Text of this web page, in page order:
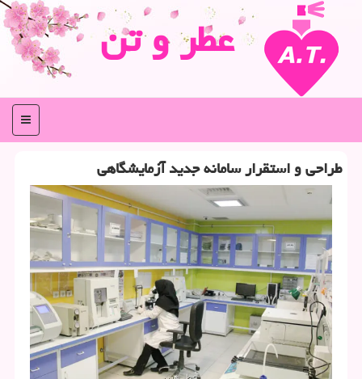
عطر و تن
منو
طراحی و استقرار سامانه جدید آزمایشگاهی